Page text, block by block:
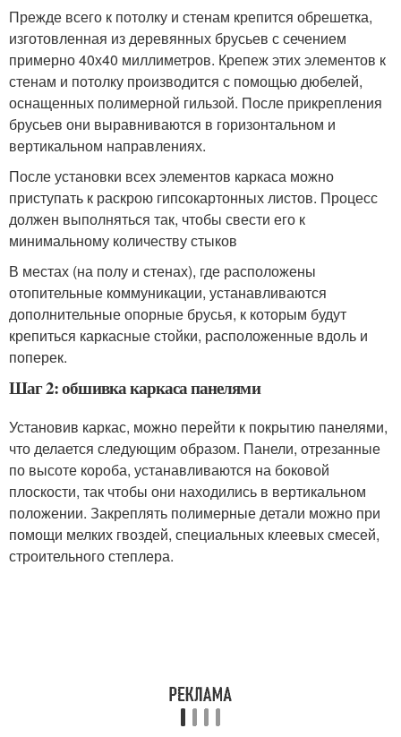
Прежде всего к потолку и стенам крепится обрешетка,
изготовленная из деревянных брусьев с сечением
примерно 40х40 миллиметров. Крепеж этих элементов к
стенам и потолку производится с помощью дюбелей,
оснащенных полимерной гильзой. После прикрепления
брусьев они выравниваются в горизонтальном и
вертикальном направлениях.
После установки всех элементов каркаса можно
приступать к раскрою гипсокартонных листов. Процесс
должен выполняться так, чтобы свести его к
минимальному количеству стыков
В местах (на полу и стенах), где расположены
отопительные коммуникации, устанавливаются
дополнительные опорные брусья, к которым будут
крепиться каркасные стойки, расположенные вдоль и
поперек.
Шаг 2: обшивка каркаса панелями
Установив каркас, можно перейти к покрытию панелями,
что делается следующим образом. Панели, отрезанные
по высоте короба, устанавливаются на боковой
плоскости, так чтобы они находились в вертикальном
положении. Закреплять полимерные детали можно при
помощи мелких гвоздей, специальных клеевых смесей,
строительного степлера.